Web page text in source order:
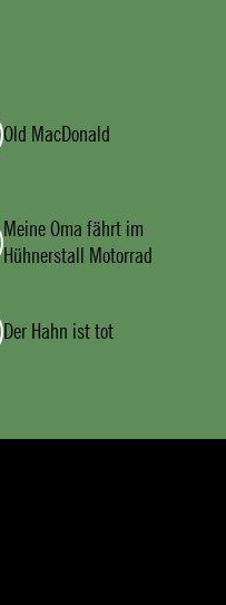
Old MacDonald
Meine Oma fährt im
Hühnerstall Motorrad
Der Hahn ist tot